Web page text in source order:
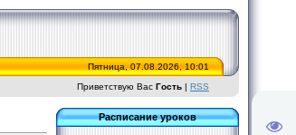
Пятница, 07.08.2026, 10:01
Приветствую Вас Гость | RSS
Расписание уроков